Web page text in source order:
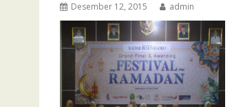
Desember 12, 2015 admin